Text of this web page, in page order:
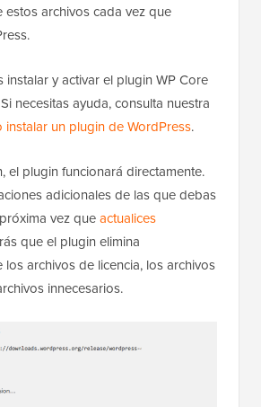
estos archivos cada vez que
instalar y activar el plugin WP Core
necesitas ayuda, consulta nuestra
instalar un plugin de WordPress.
el plugin funcionará directamente.
adicionales de las que debas
vez queactualices
que el plugin elimina
los archivos de licencia, los archivos
innecesarios.